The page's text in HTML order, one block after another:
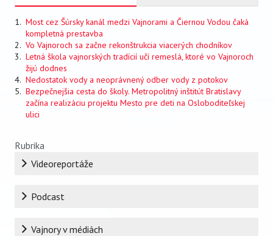
Most cez Šúrsky kanál medzi Vajnorami a Čiernou Vodou čaká
kompletná prestavba
Vo Vajnoroch sa začne rekonštrukcia viacerých chodníkov
Letná škola vajnorských tradícií učí remeslá, ktoré vo Vajnoroch
žijú dodnes
Nedostatok vody a neoprávnený odber vody z potokov
Bezpečnejšia cesta do školy. Metropolitný inštitút Bratislavy
začína realizáciu projektu Mesto pre deti na Osloboditeľskej
ulici
Rubrika
Videoreportáže
Podcast
Vajnory v médiách